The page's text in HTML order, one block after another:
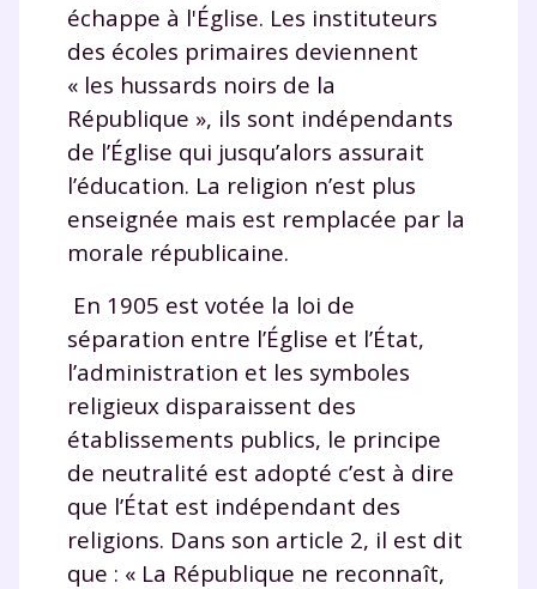
échappe à l'Église. Les instituteurs
des écoles primaires deviennent
« les hussards noirs de la
République », ils sont indépendants
de l’Église qui jusqu’alors assurait
l’éducation. La religion n’est plus
enseignée mais est remplacée par la
morale républicaine.
En 1905 est votée la loi de
séparation entre l’Église et l’État,
l’administration et les symboles
religieux disparaissent des
établissements publics, le principe
de neutralité est adopté c’est à dire
que l’État est indépendant des
religions. Dans son article 2, il est dit
que : « La République ne reconnaît,